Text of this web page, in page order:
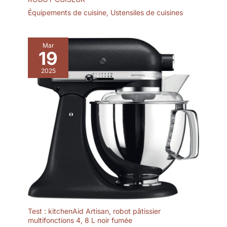
Équipements de cuisine, Ustensiles de cuisines
Mar
19
2025
Test : kitchenAid Artisan, robot pâtissier
multifonctions 4, 8 L noir fumée